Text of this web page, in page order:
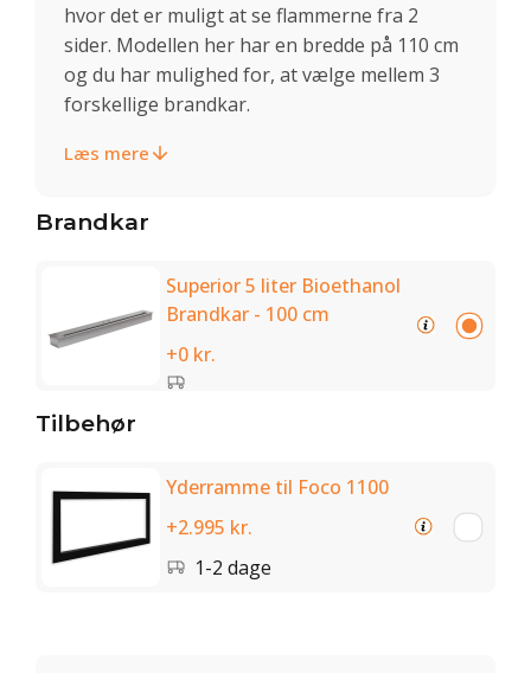
hvor det er muligt at se flammerne fra 2
sider. Modellen her har en bredde på 110 cm
og du har mulighed for, at vælge mellem 3
forskellige brandkar.
Læs mere
Brandkar
Superior 5 liter Bioethanol
Brandkar - 100 cm
+0 kr.
Tilbehør
Yderramme til Foco 1100
+2.995 kr.
1-2 dage